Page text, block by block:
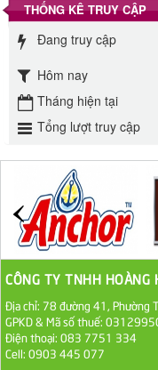
Đường
Sa
THỐNG KÊ TRUY CẬP
Đang truy cập
Hôm nay
Tháng hiện tại
Tổng lượt truy cập
CÔNG TY TNHH HOÀNG
Địa chỉ: 78 đường 41, Phường
GPKD & Mã số thuế:
Điện thoại: 083
Cell: 0903 445 077